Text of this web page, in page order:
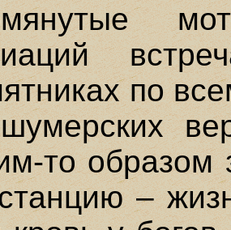
по
то образом
–